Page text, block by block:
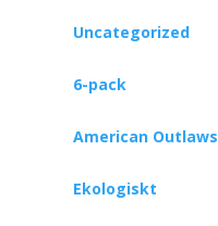
Uncategorized
6-pack
American Outlaws
Ekologiskt